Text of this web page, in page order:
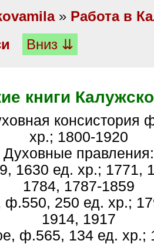
» Работа в
Вниз ⇊
книги
хр.; 1800-1920
Духовные правления:
1630 ед. хр.; 1771,
1784, 1787-1859
ф.550, 250 ед. хр.;
1914, 1917
ф.565, 134 ед. хр.;